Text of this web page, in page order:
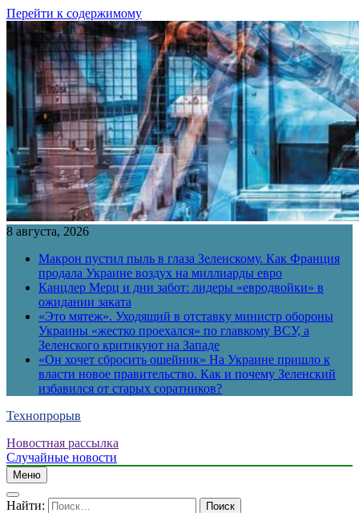
Перейти к содержимому
8 августа, 2026
Макрон пустил пыль в глаза Зеленскому. Как Франция
продала Украине воздух на миллиарды евро
Канцлер Мерц и дни забот: лидеры «евродвойки» в
ожидании заката
«Это мятеж». Уходящий в отставку министр обороны
Украины «жестко проехался» по главкому ВСУ, а
Зеленского критикуют на Западе
«Он хочет сбросить ошейник» На Украине пришло к
власти новое правительство. Как и почему Зеленский
избавился от старых соратников?
Технопрорыв
Новостная рассылка
Случайные новости
Меню
Найти: